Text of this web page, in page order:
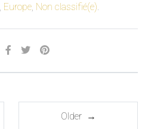
Europe, Non classifié(e)
Older →